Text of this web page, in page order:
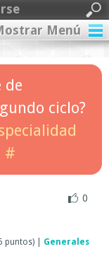
Menú
de
ciclo?
#
0
puntos)
Generales